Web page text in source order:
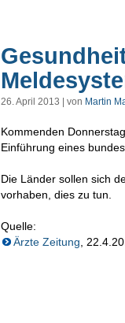
26. April 2013 | von Martin
Kommenden
Einführung eines
Die Länder sollen sich
vorhaben, dies zu tun.
Quelle:
Ärzte Zeitung ,